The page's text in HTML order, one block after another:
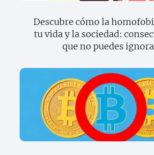
Descubre cómo la
tu vida y la sociedad:
que no puedes